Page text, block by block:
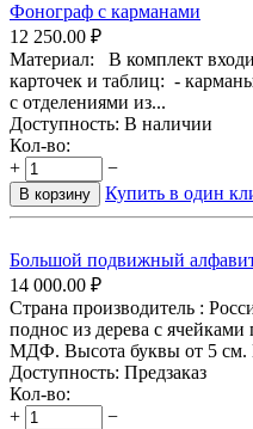
Фонограф с карманами
12 250.00 ₽
Материал: В комплект
карточек и таблиц: -
с отделениями из...
Доступность: В наличии
Кол-во:
+
−
В корзину Купить в один
Большой подвижный
14 000.00 ₽
Страна производитель :
поднос из дерева с
МДФ. Высота буквы от 5 см.
Доступность: Предзаказ
Кол-во:
+
−